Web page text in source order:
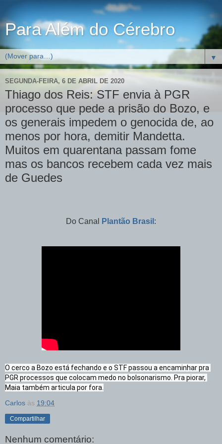
Para Além do Cérebro
▼
SEGUNDA-FEIRA, 6 DE ABRIL DE 2020
Thiago dos Reis: STF envia à PGR
processo que pede a prisão do Bozo, e
os generais impedem o genocida de, ao
menos por hora, demitir Mandetta.
Muitos em quarentana passam fome
mas os bancos recebem cada vez mais
de Guedes
Do Canal Plantão Brasil :
O cerco a Bozo está fechando e o STF passou a encaminhar pra
PGR processos que colocam medo no bolsonarismo. Pra piorar,
Maia também articula por fora.
Carlos às 19:04
Compartilhar
Nenhum comentário: